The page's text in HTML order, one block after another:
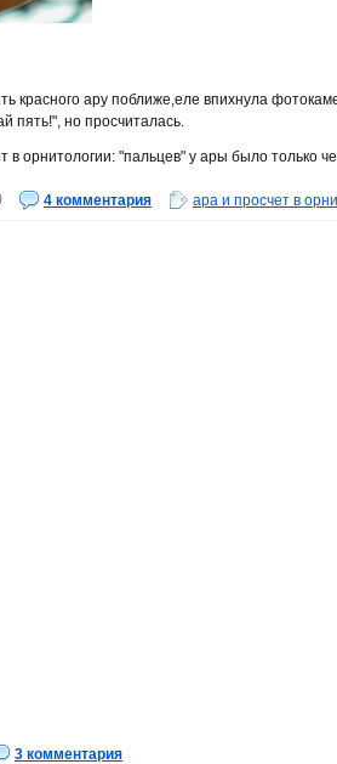
красного ару поближе,еле впихнула
пять!", но просчиталась.
в орнитологии: "пальцев" у ары было только
4 комментария ара и просчет в
3 комментария